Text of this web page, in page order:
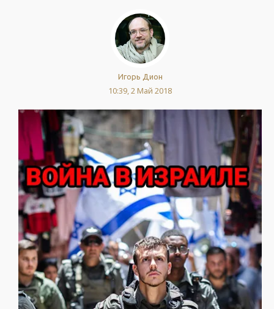
Игорь Дион
10:39, 2 Май 2018